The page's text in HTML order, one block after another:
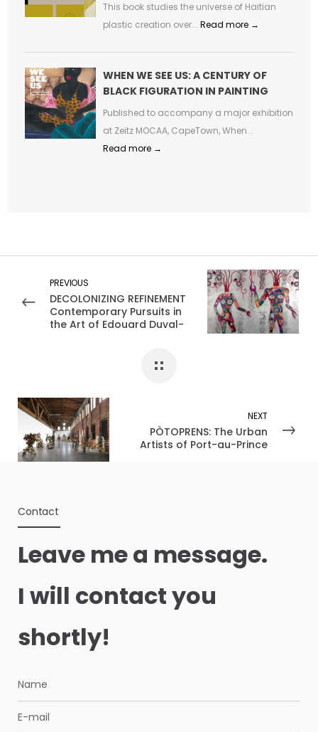
This book studies the universe of Haitian
plastic creation over... Read more →
WHEN WE SEE US: A CENTURY OF
BLACK FIGURATION IN PAINTING
Published to accompany a major exhibition
at Zeitz MOCAA, CapeTown, When...
Read more →
PREVIOUS
DECOLONIZING REFINEMENT
Contemporary Pursuits in
the Art of Edouard Duval-
NEXT
PÒTOPRENS: The Urban
Artists of Port-au-Prince
Contact
Leave me a message.
I will contact you
shortly!